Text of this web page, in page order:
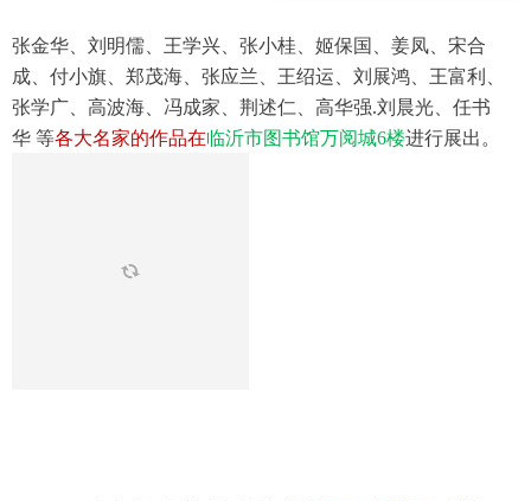
张金华、刘明儒、王学兴、张小桂、姬保国、姜凤、宋合
成、付小旗、郑茂海、张应兰、王绍运、刘展鸿、王富利、
张学广、高波海、冯成家、荆述仁、高华强.刘晨光、任书
华 等各大名家的作品在临沂市图书馆万阅城6楼进行展出。